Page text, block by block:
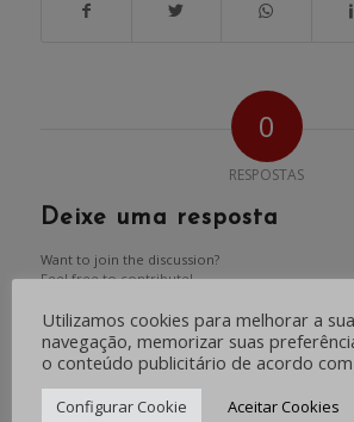
0
RESPOSTAS
Deixe uma resposta
Want to join the discussion?
Feel free to contribute!
E-
Utilizamos cookies para melhorar a
navegação, memorizar suas
o conteúdo publicitário de acordo com
Configurar Cookie Aceitar Cookies